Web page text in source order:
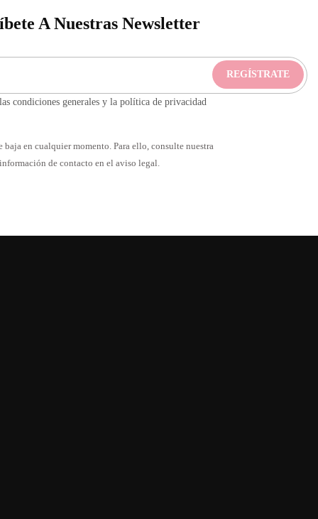
A Nuestras Newsletter
condiciones generales y la política de privacidad
baja en cualquier momento. Para ello, consulte nuestra
información de contacto en el aviso legal.